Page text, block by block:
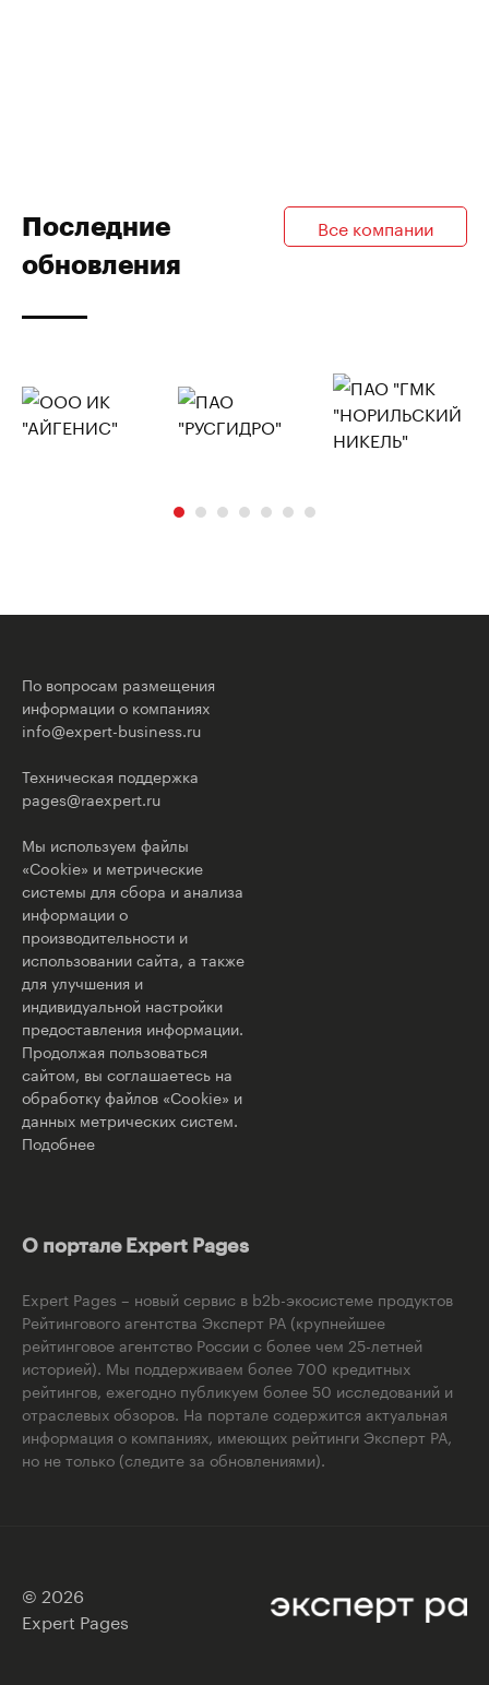
Последние
обновления
Все компании
По вопросам размещения
информации о компаниях
info@expert-business.ru
Техническая поддержка
pages@raexpert.ru
Мы используем файлы
«Cookie» и метрические
системы для сбора и анализа
информации о
производительности и
использовании сайта, а также
для улучшения и
индивидуальной настройки
предоставления информации.
Продолжая пользоваться
сайтом, вы соглашаетесь на
обработку файлов «Cookie» и
данных метрических систем.
Подобнее
О портале Expert Pages
Expert Pages – новый сервис в b2b-экосистеме продуктов
Рейтингового агентства Эксперт РА (крупнейшее
рейтинговое агентство России с более чем 25-летней
историей). Мы поддерживаем более 700 кредитных
рейтингов, ежегодно публикуем более 50 исследований и
отраслевых обзоров. На портале содержится актуальная
информация о компаниях, имеющих рейтинги Эксперт РА,
но не только (следите за обновлениями).
© 2026
Expert Pages